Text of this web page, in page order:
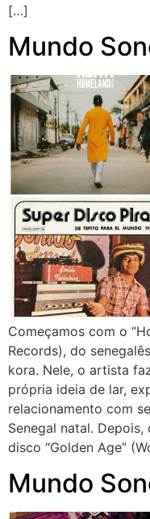
[…]
Mundo
Começamos com o
Records), do
kora. Nele, o artista
própria ideia de lar,
relacionamento com
Senegal natal.
disco “Golden Age”
Mundo